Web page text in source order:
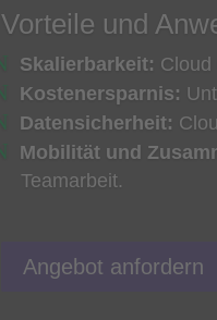
Vorteile und
Skalierbarkeit: Cloud
Kostenersparnis:
Datensicherheit:
Mobilität und
Teamarbeit.
Angebot anfordern